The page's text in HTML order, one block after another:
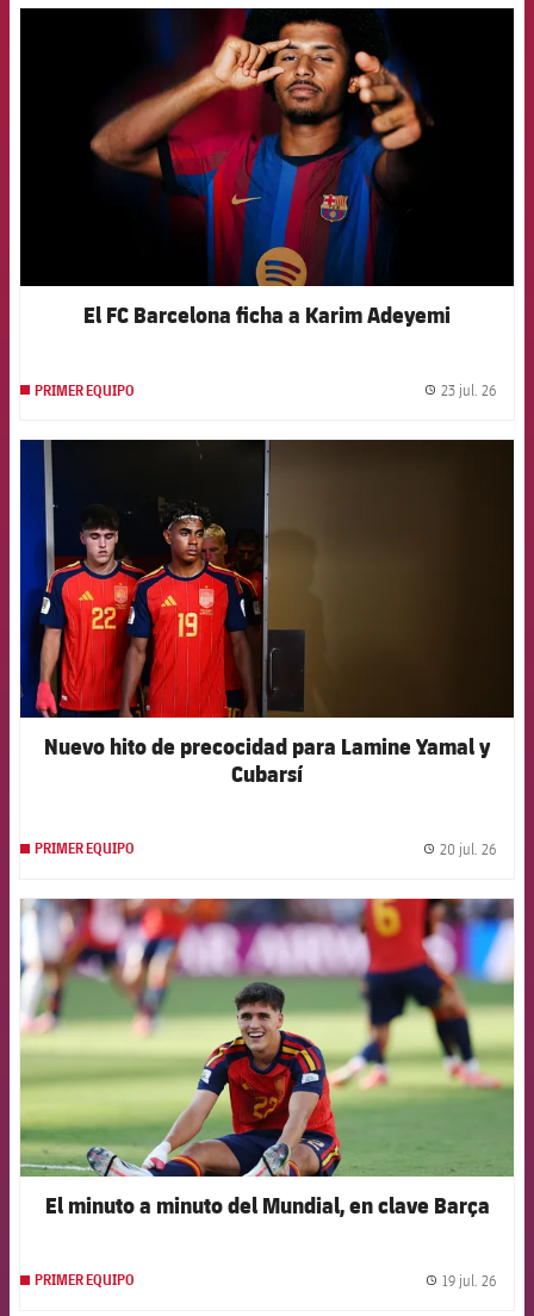
FCB Barcelona badge
El FC Barcelona ficha a Karim Adeyemi
PRIMER EQUIPO 23 jul. 26
FCB Barcelona badge
Nuevo hito de precocidad para Lamine Yamal y
Cubarsí
PRIMER EQUIPO 20 jul. 26
FCB Barcelona badge
El minuto a minuto del Mundial, en clave Barça
PRIMER EQUIPO 19 jul. 26